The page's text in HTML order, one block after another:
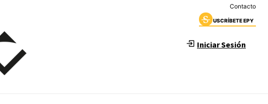
Contacto
USCRÍBETE EPY
Iniciar Sesión